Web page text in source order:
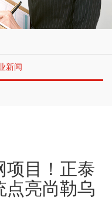
新闻
项目！正泰
点亮尚勒乌